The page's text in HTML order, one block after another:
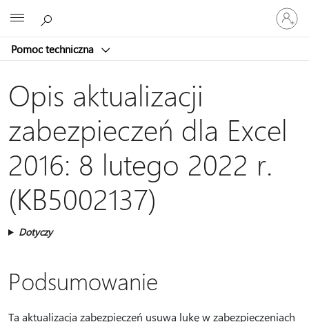
Pomoc techniczna
Zaloguj
się
do
konta
Opis aktualizacji
zabezpieczeń dla Excel
2016: 8 lutego 2022 r.
(KB5002137)
Dotyczy
Podsumowanie
Ta aktualizacja zabezpieczeń usuwa lukę w zabezpieczeniach